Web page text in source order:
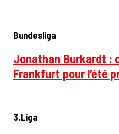
Bundesliga
Jonathan Burkardt :
Frankfurt pour l’été
3.Liga